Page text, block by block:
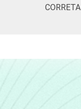
CORRETA